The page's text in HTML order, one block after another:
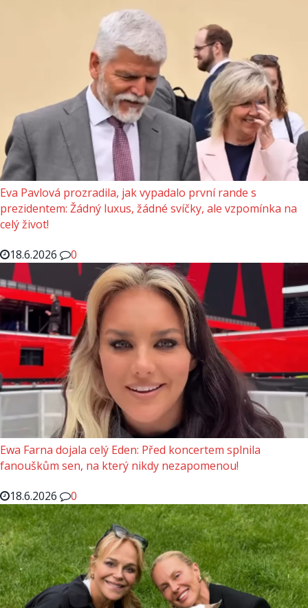
Eva Pavlová prozradila, jak vypadalo první rande s
prezidentem: Žádný luxus, žádné svíčky, ale vzpomínka na
celý život!
18.6.2026
0
Ewa Farna dojala celý Eden: Před koncertem splnila
fanouškům sen, na který nikdy nezapomenou!
18.6.2026
0